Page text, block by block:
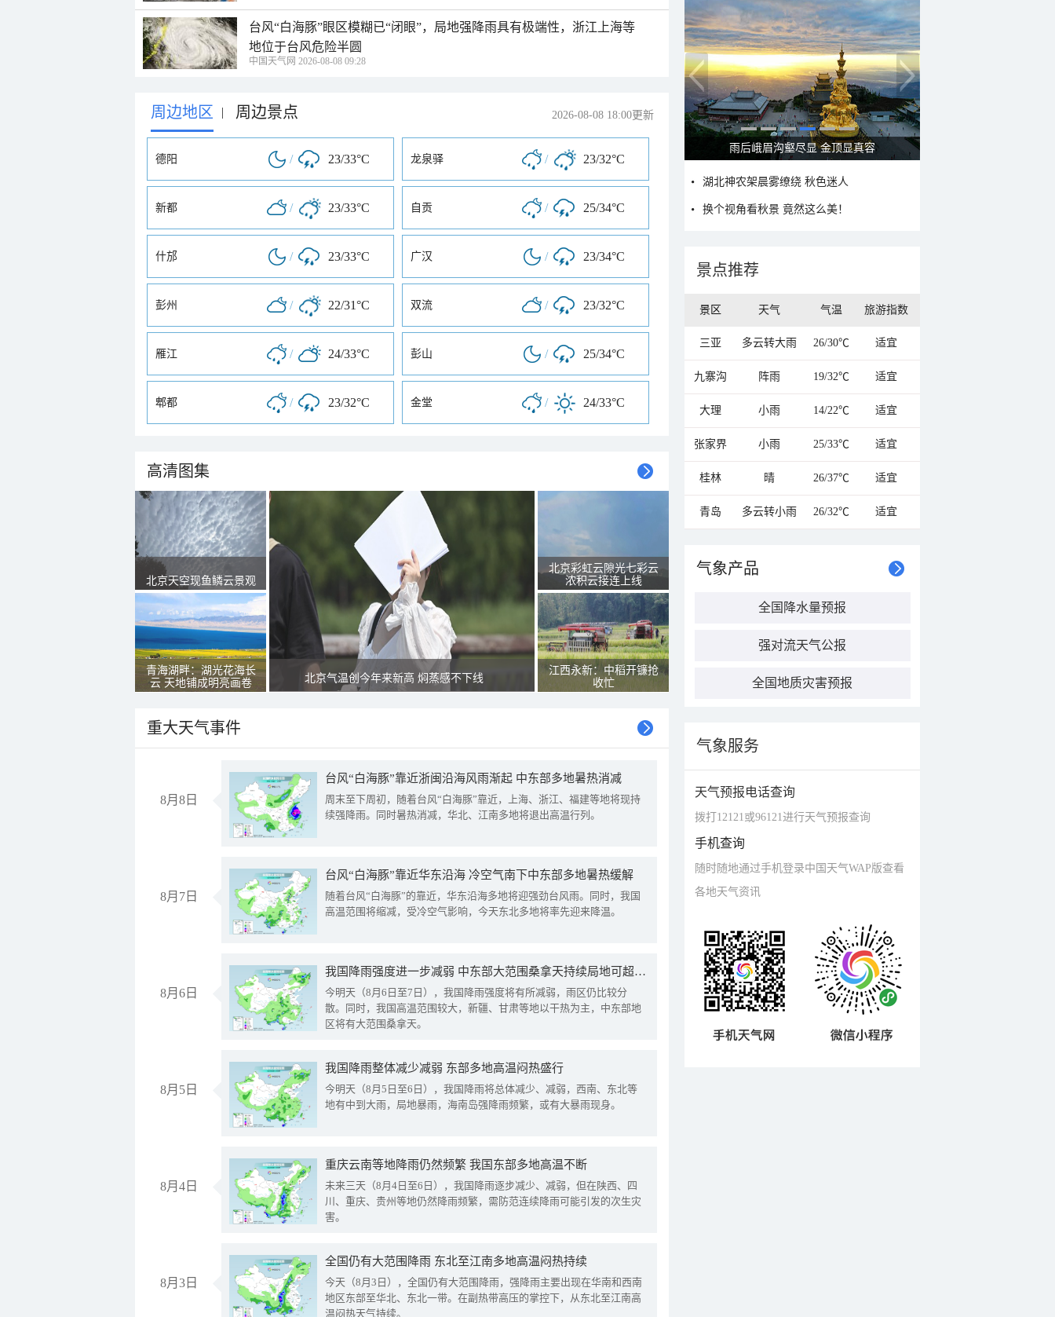
台风“白海豚”眼区模糊已“闭眼”，局地强降雨具有极端性，浙江上海等
地位于台风危险半圆
中国天气网 2026-08-08 09:28
周边地区 | 周边景点 2026-08-08 18:00更新
德阳 / 23/33°C 龙泉驿 / 23/32°C
新都 / 23/33°C 自贡 / 25/34°C
什邡 / 23/33°C 广汉 / 23/34°C
彭州 / 22/31°C 双流 / 23/32°C
雁江 / 24/33°C 彭山 / 25/34°C
郫都 / 23/32°C 金堂 / 24/33°C
高清图集
北京天空现鱼鳞云景观
青海湖畔：湖光花海长
云 天地铺成明亮画卷
北京气温创今年来新高 焖蒸感不下线
北京彩虹云隙光七彩云
浓积云接连上线
江西永新：中稻开镰抢
收忙
重大天气事件
8月8日
台风“白海豚”靠近浙闽沿海风雨渐起 中东部多地暑热消减
周末至下周初，随着台风“白海豚”靠近，上海、浙江、福建等地将现持
续强降雨。同时暑热消减，华北、江南多地将退出高温行列。
8月7日
台风“白海豚”靠近华东沿海 冷空气南下中东部多地暑热缓解
随着台风“白海豚”的靠近，华东沿海多地将迎强劲台风雨。同时，我国
高温范围将缩减，受冷空气影响，今天东北多地将率先迎来降温。
8月6日
我国降雨强度进一步减弱 中东部大范围桑拿天持续局地可超38℃
今明天（8月6日至7日），我国降雨强度将有所减弱，雨区仍比较分
散。同时，我国高温范围较大，新疆、甘肃等地以干热为主，中东部地
区将有大范围桑拿天。
8月5日
我国降雨整体减少减弱 东部多地高温闷热盛行
今明天（8月5日至6日），我国降雨将总体减少、减弱，西南、东北等
地有中到大雨，局地暴雨，海南岛强降雨频繁，或有大暴雨现身。
8月4日
重庆云南等地降雨仍然频繁 我国东部多地高温不断
未来三天（8月4日至6日），我国降雨逐步减少、减弱，但在陕西、四
川、重庆、贵州等地仍然降雨频繁，需防范连续降雨可能引发的次生灾
害。
8月3日
全国仍有大范围降雨 东北至江南多地高温闷热持续
今天（8月3日），全国仍有大范围降雨，强降雨主要出现在华南和西南
地区东部至华北、东北一带。在副热带高压的掌控下，从东北至江南高
温闷热天气持续。
雨后峨眉沟壑尽显 金顶显真容
湖北神农架晨雾缭绕 秋色迷人
换个视角看秋景 竟然这么美！
景点推荐
景区 天气 气温 旅游指数
三亚 多云转大雨 26/30℃ 适宜
九寨沟 阵雨 19/32℃ 适宜
大理 小雨 14/22℃ 适宜
张家界 小雨 25/33℃ 适宜
桂林 晴 26/37℃ 适宜
青岛 多云转小雨 26/32℃ 适宜
气象产品
全国降水量预报
强对流天气公报
全国地质灾害预报
气象服务
天气预报电话查询
拨打12121或96121进行天气预报查询
手机查询
随时随地通过手机登录中国天气WAP版查看
各地天气资讯